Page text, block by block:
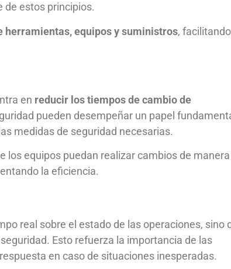
de estos principios.
equipos y suministros, facilitando
en reducir los tiempos de cambio de
pueden desempeñar un papel
medidas de seguridad necesarias.
los equipos puedan realizar cambios de manera
la eficiencia.
real sobre el estado de las operaciones, sino
Esto refuerza la importancia de las
en caso de situaciones inesperadas.